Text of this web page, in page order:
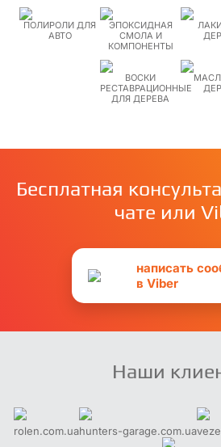
ПОЛИРОЛИ ДЛЯ
АВТО
ЭПОКСИДНАЯ
СМОЛА И
КОМПОНЕНТЫ
ВОСКИ
РЕСТАВРАЦИОННЫЕ
ДЛЯ ДЕРЕВА
Бесплатная
чате или
написать
в Viber
Наши
rolen.com.uahunters-garage.com.ua